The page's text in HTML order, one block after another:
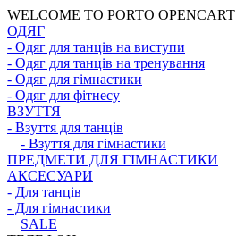
WELCOME TO PORTO OPENCART
ОДЯГ
- Одяг для танців на виступи
- Одяг для танців на тренування
- Одяг для гімнастики
- Одяг для фітнесу
ВЗУТТЯ
- Взуття для танців
- Взуття для гімнастики
ПРЕДМЕТИ ДЛЯ ГІМНАСТИКИ
АКСЕСУАРИ
- Для танців
- Для гімнастики
SALE